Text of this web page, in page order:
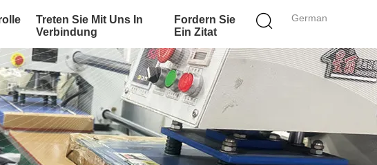
German
Treten Sie Mit Uns In
Verbindung
Fordern Sie
Ein Zitat